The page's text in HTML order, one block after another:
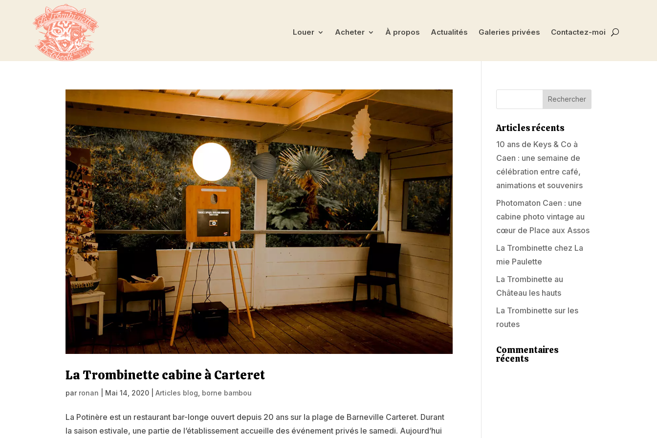
Louer Acheter À propos Actualités Galeries privées Contactez-moi
La Trombinette cabine à Carteret
par ronan Mai 14, 2020 |Articles blog borne bambou
La Potinère est un restaurant bar-longe ouvert depuis 20 ans sur la plage de Barneville Carteret. Durant
la saison estivale, une partie de l’établissement accueille des événement privés le samedi. Aujourd’hui
Articles récents
10 ans de Keys & Co à
Caen : une semaine de
célébration entre café,
animations et souvenirs
Photomaton Caen : une
cabine photo vintage au
cœur de Place aux Assos
La Trombinette chez La
mie Paulette
La Trombinette au
Château les hauts
La Trombinette sur les
routes
Commentaires
récents